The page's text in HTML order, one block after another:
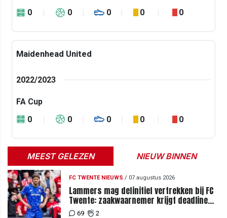
0
0 0 0 0
Maidenhead United
2022/2023
FA Cup
0
0 0 0 0
MEEST GELEZEN NIEUW BINNEN
FC TWENTE NIEUWS / 07 augustus 2026
Lammers mag definitief vertrekken bij FC
Twente: zaakwaarnemer krijgt deadline
vanwege komst vervanger
69 2